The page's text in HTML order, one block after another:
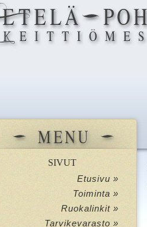
SIVUT
Etusivu »
Toiminta »
Ruokalinkit »
Tarvikevarasto »